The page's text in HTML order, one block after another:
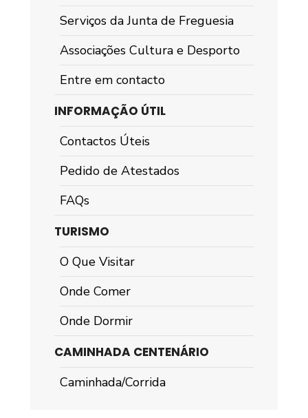
Serviços da Junta de Freguesia
Associações Cultura e Desporto
Entre em contacto
INFORMAÇÃO ÚTIL
Contactos Úteis
Pedido de Atestados
FAQs
TURISMO
O Que Visitar
Onde Comer
Onde Dormir
CAMINHADA CENTENÁRIO
Caminhada/Corrida